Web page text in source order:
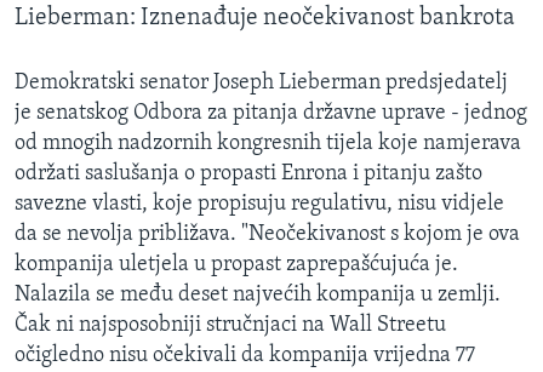
Lieberman: Iznenađuje neočekivanost bankrota
Demokratski senator Joseph Lieberman predsjedatelj
je senatskog Odbora za pitanja državne uprave - jednog
od mnogih nadzornih kongresnih tijela koje namjerava
održati saslušanja o propasti Enrona i pitanju zašto
savezne vlasti, koje propisuju regulativu, nisu vidjele
da se nevolja približava. "Neočekivanost s kojom je ova
kompanija uletjela u propast zaprepašćujuća je.
Nalazila se među deset najvećih kompanija u zemlji.
Čak ni najsposobniji stručnjaci na Wall Streetu
očigledno nisu očekivali da kompanija vrijedna 77